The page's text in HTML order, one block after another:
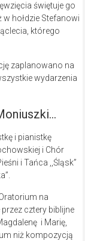
świętuje go
w hołdzie Stefanowi
którego
zaplanowano na
wydarzenia
i pianistkę
i Chór
i Tańca ,,Śląsk”
na
cztery biblijne
i Marię,
niż kompozycją